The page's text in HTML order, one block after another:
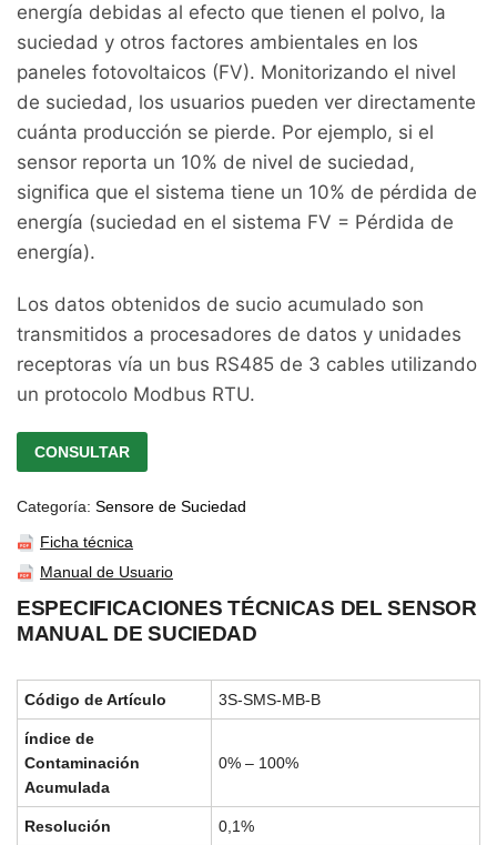
energía debidas al efecto que tienen el polvo, la
suciedad y otros factores ambientales en los
paneles fotovoltaicos (FV). Monitorizando el nivel
de suciedad, los usuarios pueden ver directamente
cuánta producción se pierde. Por ejemplo, si el
sensor reporta un 10% de nivel de suciedad,
significa que el sistema tiene un 10% de pérdida de
energía (suciedad en el sistema FV = Pérdida de
energía).
Los datos obtenidos de sucio acumulado son
transmitidos a procesadores de datos y unidades
receptoras vía un bus RS485 de 3 cables utilizando
un protocolo Modbus RTU.
CONSULTAR
Categoría: Sensore de Suciedad
Ficha técnica
Manual de Usuario
ESPECIFICACIONES TÉCNICAS DEL SENSOR
MANUAL DE SUCIEDAD
Código de Artículo 3S-SMS-MB-B
índice de
Contaminación
Acumulada
0% – 100%
Resolución 0,1%